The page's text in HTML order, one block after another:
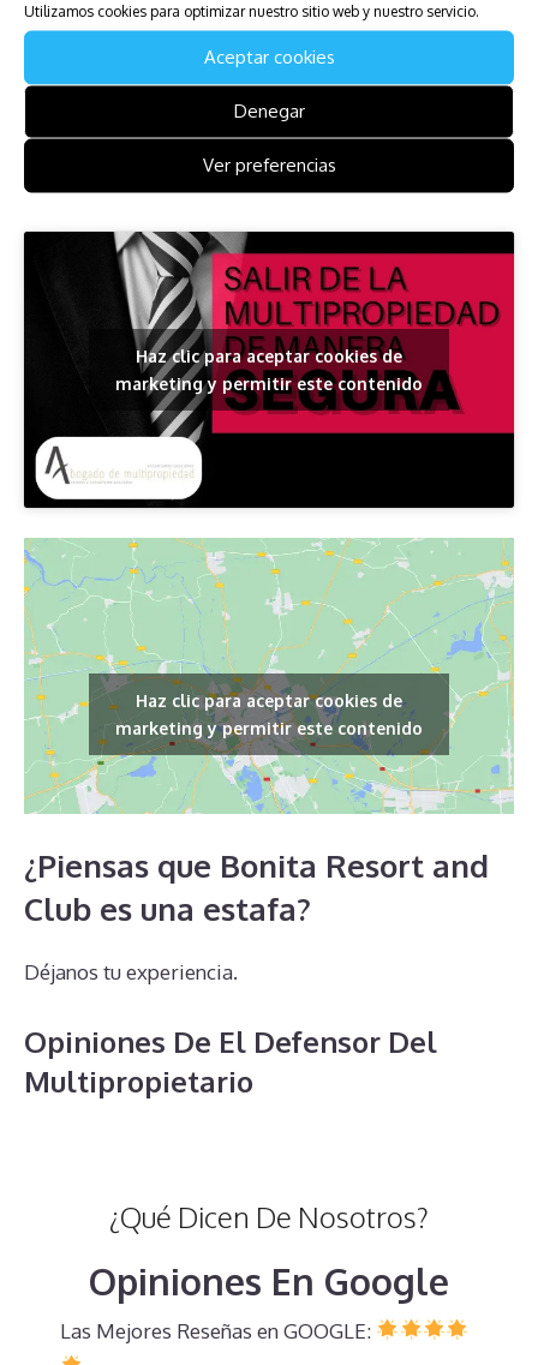
Utilizamos cookies para optimizar nuestro sitio web y nuestro servicio.
Aceptar cookies
Denegar
Ver preferencias
Descarga la Guía para Afectados
de Bonita Resort and Club
Aquí podrá descargar una guía de cómo anular la
multipropiedad.
Haz clic para aceptar cookies de
marketing y permitir este contenido
Haz clic para aceptar cookies de
marketing y permitir este contenido
¿Piensas que Bonita Resort and
Club es una estafa?
Déjanos tu experiencia.
Opiniones De El Defensor Del
Multipropietario
¿Qué Dicen De Nosotros?
Opiniones En Google
Las Mejores Reseñas en GOOGLE: